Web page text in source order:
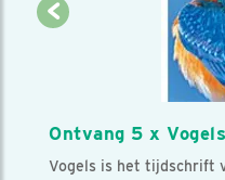
Ontvang 5 x
Vogels is het tijdschrift